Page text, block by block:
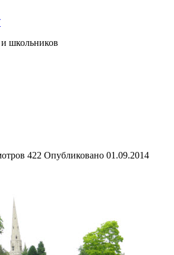
и школьников
422 Опубликовано 01.09.2014